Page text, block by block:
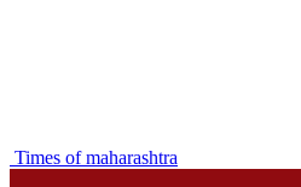
Times of maharashtra